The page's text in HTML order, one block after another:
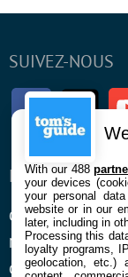
SUIVEZ-NOUS
Facebook
ENTREPRISE
Qui sommes nous
Mentions légales et
Confidentialité et
With our 488
your devices
your personal
website or in our
later, including in
Processing this
loyalty programs,
geolocation, etc.)